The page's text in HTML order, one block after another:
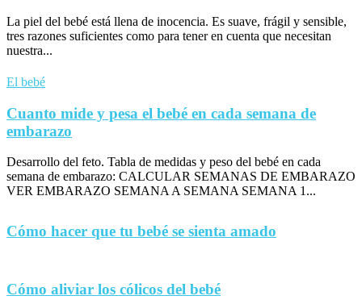
La piel del bebé está llena de inocencia. Es suave, frágil y sensible,
tres razones suficientes como para tener en cuenta que necesitan
nuestra...
El bebé
Cuanto mide y pesa el bebé en cada semana de
embarazo
Desarrollo del feto. Tabla de medidas y peso del bebé en cada
semana de embarazo: CALCULAR SEMANAS DE EMBARAZO
VER EMBARAZO SEMANA A SEMANA SEMANA 1...
Cómo hacer que tu bebé se sienta amado
Cómo aliviar los cólicos del bebé